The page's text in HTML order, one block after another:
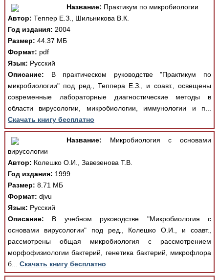
Название: Практикум по микробиологии
Автор: Теппер Е.З., Шильникова В.К.
Год издания: 2004
Размер: 44.37 МБ
Формат: pdf
Язык: Русский
Описание: В практическом руководстве "Практикум по
микробиологии" под ред., Теппера Е.З., и соавт., освещены
современные лабораторные диагностические методы в
области вирусологии, микробиологии, иммунологии и п...
Скачать книгу бесплатно
Название: Микробиология с основами
вирусологии
Автор: Колешко О.И., Завезенова Т.В.
Год издания: 1999
Размер: 8.71 МБ
Формат: djvu
Язык: Русский
Описание: В учебном руководстве "Микробиология с
основами вирусологии" под ред., Колешко О.И., и соавт.,
рассмотрены общая микробиология с рассмотрением
морфофизиологии бактерий, генетика бактерий, микрофлора
б... Скачать книгу бесплатно